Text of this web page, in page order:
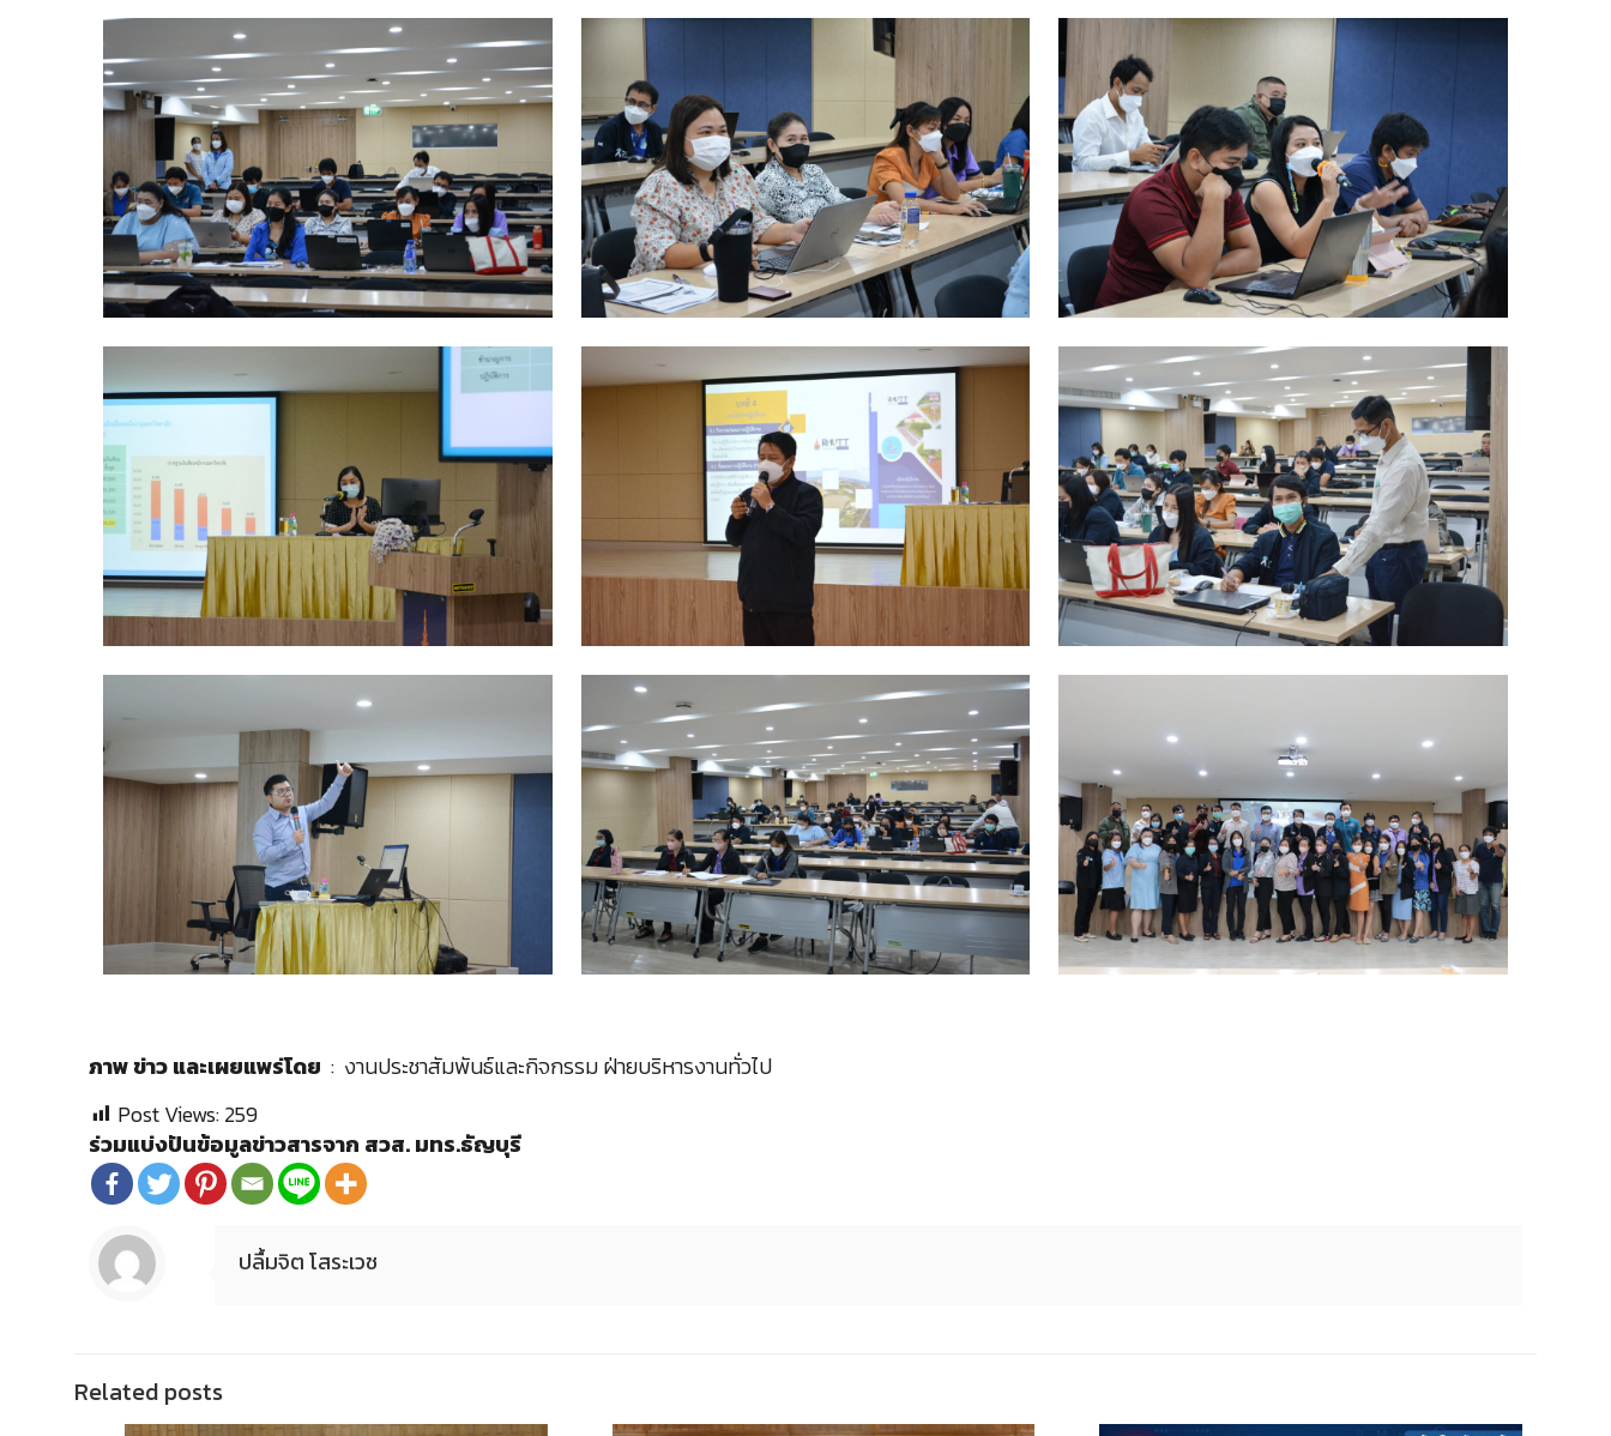
ภาพ ข่าว และเผยแพร่โดย : งานประชาสัมพันธ์และกิจกรรม ฝ่ายบริหารงานทั่วไป
Post Views:259
ร่วมแบ่งปันข้อมูลข่าวสารจาก สวส. มทร.ธัญบุรี
ปลื้มจิต โสระเวช
Related posts